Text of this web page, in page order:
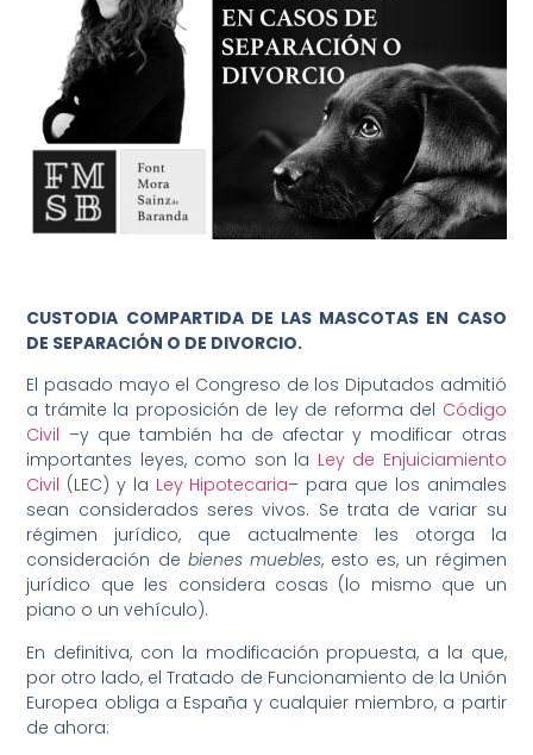
CUSTODIA COMPARTIDA DE LAS MASCOTAS EN CASO
DE SEPARACIÓN O DE DIVORCIO.
El pasado mayo el Congreso de los Diputados admitió
a trámite la proposición de ley de reforma del Código
Civil –y que también ha de afectar y modificar otras
importantes leyes, como son la Ley de Enjuiciamiento
Civil (LEC) y la Ley Hipotecaria– para que los animales
sean considerados seres vivos. Se trata de variar su
régimen jurídico, que actualmente les otorga la
consideración de bienes muebles, esto es, un régimen
jurídico que les considera cosas (lo mismo que un
piano o un vehículo).
En definitiva, con la modificación propuesta, a la que,
por otro lado, el Tratado de Funcionamiento de la Unión
Europea obliga a España y cualquier miembro, a partir
de ahora: